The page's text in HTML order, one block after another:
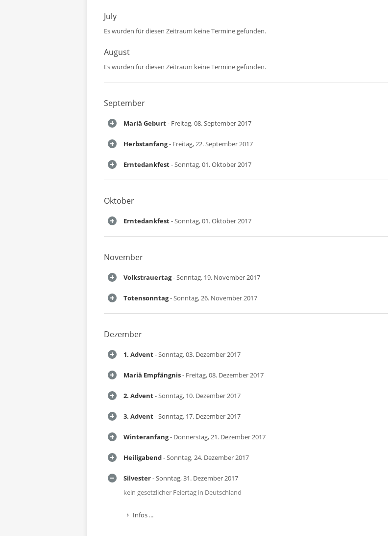
July
Es wurden für diesen Zeitraum keine Termine gefunden.
August
Es wurden für diesen Zeitraum keine Termine gefunden.
September
Mariä Geburt- Freitag, 08. September 2017
Herbstanfang- Freitag, 22. September 2017
Erntedankfest- Sonntag, 01. Oktober 2017
Oktober
Erntedankfest- Sonntag, 01. Oktober 2017
November
Volkstrauertag- Sonntag, 19. November 2017
Totensonntag- Sonntag, 26. November 2017
Dezember
1. Advent- Sonntag, 03. Dezember 2017
Mariä Empfängnis- Freitag, 08. Dezember 2017
2. Advent- Sonntag, 10. Dezember 2017
3. Advent- Sonntag, 17. Dezember 2017
Winteranfang- Donnerstag, 21. Dezember 2017
Heiligabend- Sonntag, 24. Dezember 2017
Silvester- Sonntag, 31. Dezember 2017
kein gesetzlicher Feiertag in Deutschland
Infos ...